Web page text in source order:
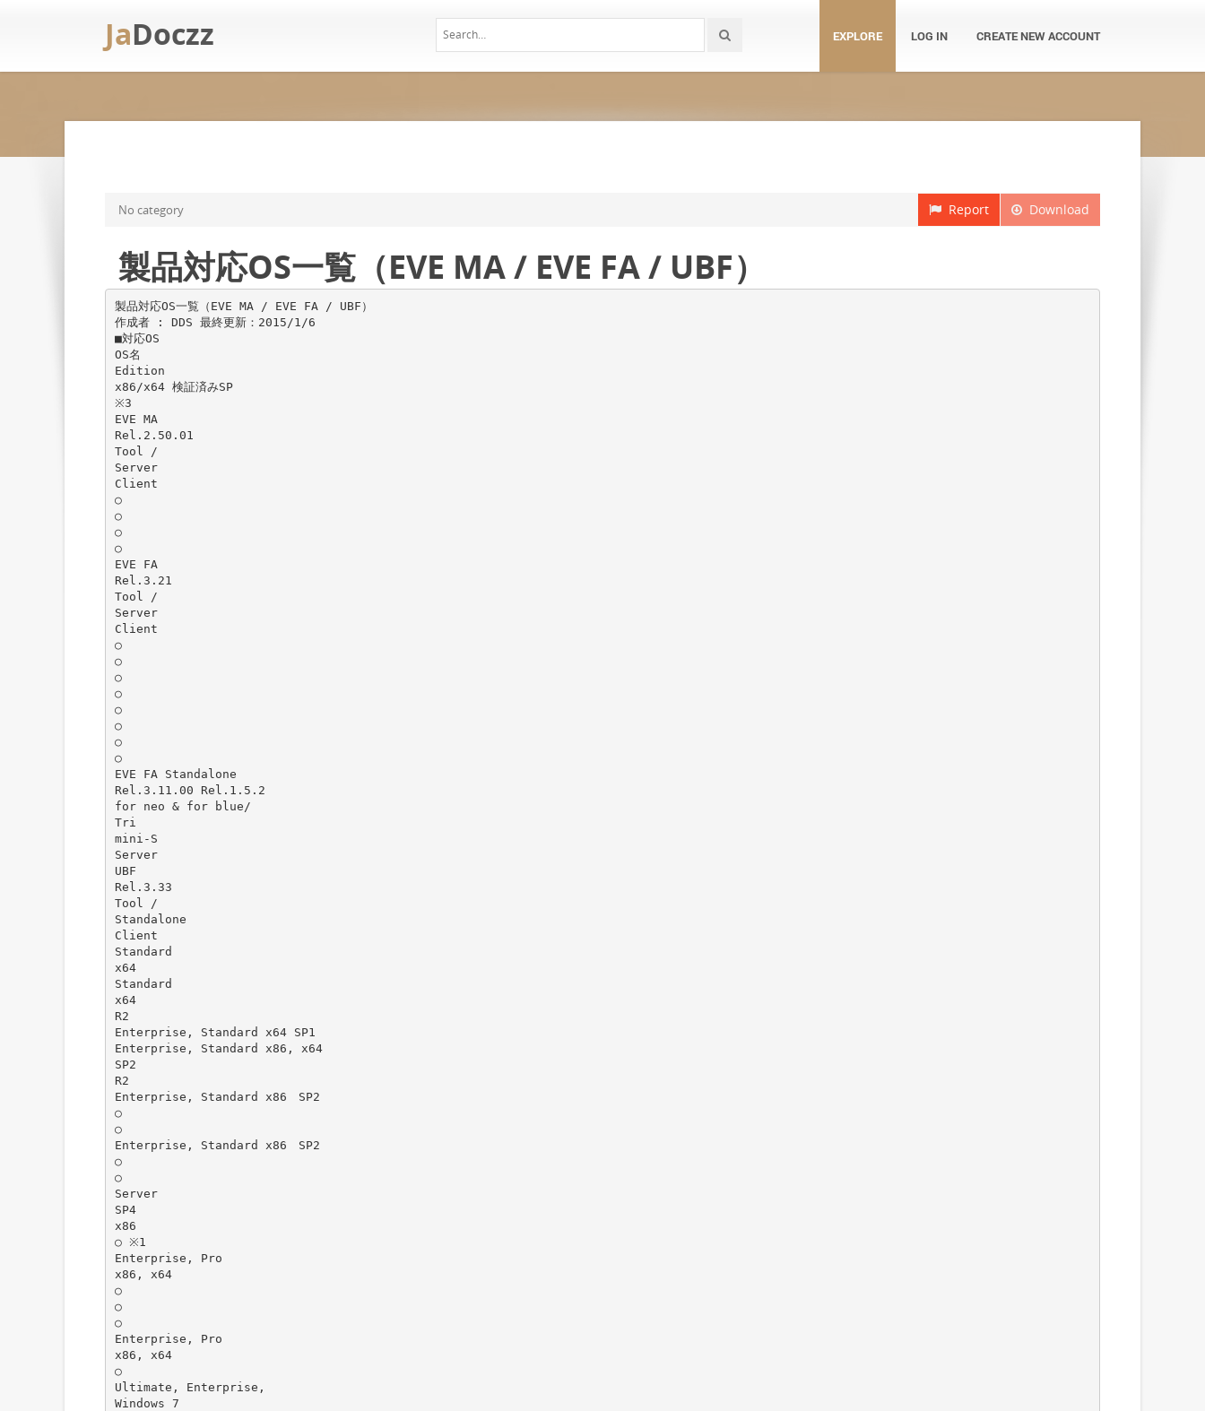
JaDoczz EXPLORE LOG IN CREATE NEW ACCOUNT
Download
Report
No category
製品対応OS一覧（EVE MA / EVE FA / UBF）
製品対応OS一覧（EVE MA / EVE FA / UBF）
作成者 : DDS 最終更新：2015/1/6
■対応OS
OS名
Edition
x86/x64 検証済みSP
※3
EVE MA
Rel.2.50.01
Tool /
Server
Client
○
○
○
○
EVE FA
Rel.3.21
Tool /
Server
Client
○
○
○
○
○
○
○
○
EVE FA Standalone
Rel.3.11.00 Rel.1.5.2
for neo & for blue/
Tri
mini-S
Server
UBF
Rel.3.33
Tool /
Standalone
Client
Standard
x64
Standard
x64
R2
Enterprise, Standard x64 SP1
Enterprise, Standard x86, x64
SP2
R2
Enterprise, Standard x86 SP2
○
○
Enterprise, Standard x86 SP2
○
○
Server
SP4
x86
○ ※1
Enterprise, Pro
x86, x64
○
○
○
Enterprise, Pro
x86, x64
○
Ultimate, Enterprise,
Windows 7